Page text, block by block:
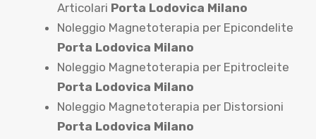
Articolari Porta Lodovica Milano
Noleggio Magnetoterapia per Epicondelite
Porta Lodovica Milano
Noleggio Magnetoterapia per Epitrocleite
Porta Lodovica Milano
Noleggio Magnetoterapia per Distorsioni
Porta Lodovica Milano